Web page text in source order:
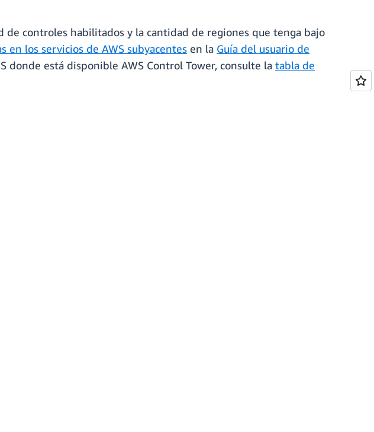
de controles habilitados y la cantidad de regiones que tenga bajo
en los servicios de AWS subyacentes en la Guía del usuario de
donde está disponible AWS Control Tower, consulte la tabla de